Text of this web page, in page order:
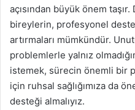
açısından büyük önem
bireylerin, profesyonel
artırmaları mümkündür.
problemlerle yalnız
istemek, sürecin önemli bir
için ruhsal sağlığımıza da
desteği almalıyız.